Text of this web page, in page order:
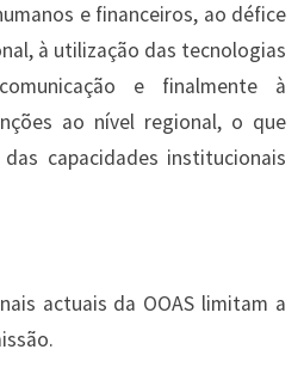
e financeiros, ao défice
à utilização das tecnologias
e finalmente à
ao nível regional, o que
capacidades institucionais
actuais da OOAS limitam a